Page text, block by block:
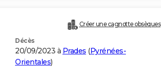
Créer une cagnotte obsèques
Décès
20/09/2023 à Prades (Pyrénées-
Orientales)